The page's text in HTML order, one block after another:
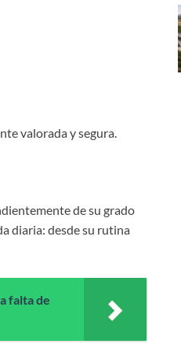
valorada y segura.
de su grado
diaria: desde su rutina
falta de